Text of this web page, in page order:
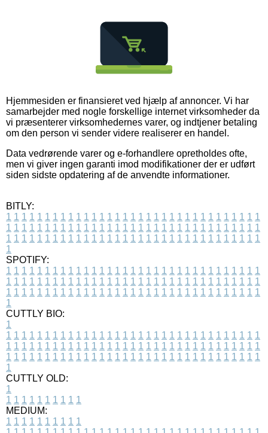
Hjemmesiden er finansieret ved hjælp af annoncer. Vi har
samarbejder med nogle forskellige internet virksomheder da
vi præsenterer virksomhedernes varer, og indtjener betaling
om den person vi sender videre realiserer en handel.
Data vedrørende varer og e-forhandlere opretholdes ofte,
men vi giver ingen garanti imod modifikationer der er udført
siden sidste opdatering af de anvendte informationer.
BITLY:
1 1 1 1 1 1 1 1 1 1 1 1 1 1 1 1 1 1 1 1 1 1 1 1 1 1 1 1 1 1 1 1 1
1 1 1 1 1 1 1 1 1 1 1 1 1 1 1 1 1 1 1 1 1 1 1 1 1 1 1 1 1 1 1 1 1
1 1 1 1 1 1 1 1 1 1 1 1 1 1 1 1 1 1 1 1 1 1 1 1 1 1 1 1 1 1 1 1 1
1
SPOTIFY:
1 1 1 1 1 1 1 1 1 1 1 1 1 1 1 1 1 1 1 1 1 1 1 1 1 1 1 1 1 1 1 1 1
1 1 1 1 1 1 1 1 1 1 1 1 1 1 1 1 1 1 1 1 1 1 1 1 1 1 1 1 1 1 1 1 1
1 1 1 1 1 1 1 1 1 1 1 1 1 1 1 1 1 1 1 1 1 1 1 1 1 1 1 1 1 1 1 1 1
1
CUTTLY BIO:
1
1 1 1 1 1 1 1 1 1 1 1 1 1 1 1 1 1 1 1 1 1 1 1 1 1 1 1 1 1 1 1 1 1
1 1 1 1 1 1 1 1 1 1 1 1 1 1 1 1 1 1 1 1 1 1 1 1 1 1 1 1 1 1 1 1 1
1 1 1 1 1 1 1 1 1 1 1 1 1 1 1 1 1 1 1 1 1 1 1 1 1 1 1 1 1 1 1 1 1
1
CUTTLY OLD:
1
1 1 1 1 1 1 1 1 1 1
MEDIUM:
1 1 1 1 1 1 1 1 1 1